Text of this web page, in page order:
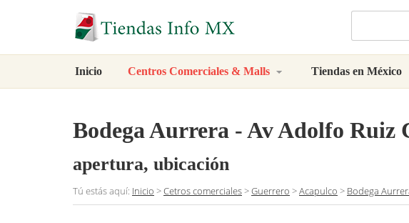
Inicio Centros Comerciales & Malls Tiendas en México
Bodega Aurrera - Av Adolfo Ruiz
apertura, ubicación
Tú estás aquí: Inicio >Cetros comerciales>Guerrero >Acapulco > Bodega